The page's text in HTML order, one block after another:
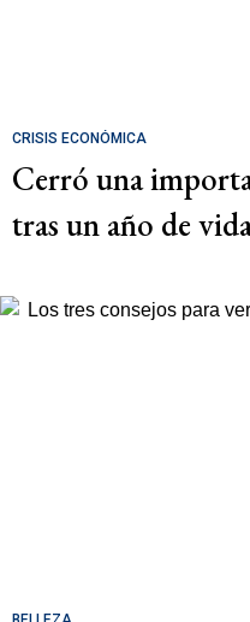
CRISIS ECONÓMICA
Cerró una
tras un año de